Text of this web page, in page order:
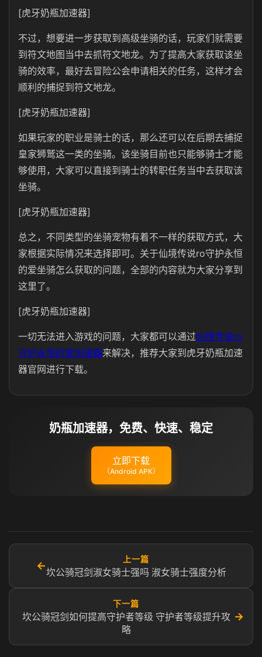
[虎牙奶瓶加速器]
不过，想要进一步获取到高级坐骑的话，玩家们就需要
到符文地图当中去抓符文地龙。为了提高大家获取该坐
骑的效率，最好去冒险公会申请相关的任务，这样才会
顺利的捕捉到符文地龙。
[虎牙奶瓶加速器]
如果玩家的职业是骑士的话，那么还可以在后期去捕捉
皇家狮鹫这一类的坐骑。该坐骑目前也只能够骑士才能
够使用，大家可以直接到骑士的转职任务当中去获取该
坐骑。
[虎牙奶瓶加速器]
总之，不同类型的坐骑宠物有着不一样的获取方式，大
家根据实际情况来选择即可。关于仙境传说ro守护永恒
的爱坐骑怎么获取的问题，全部的内容就为大家分享到
这里了。
[虎牙奶瓶加速器]
一切无法进入游戏的问题，大家都可以通过仙境传说ro
守护永恒的爱加速器来解决，推荐大家到虎牙奶瓶加速
器官网进行下载。
奶瓶加速器，免费、快速、稳定
立即下载
（Android APK）
←
上一篇
坎公骑冠剑淑女骑士强吗 淑女骑士强度分析
下一篇
坎公骑冠剑如何提高守护者等级 守护者等级提升攻
略
→